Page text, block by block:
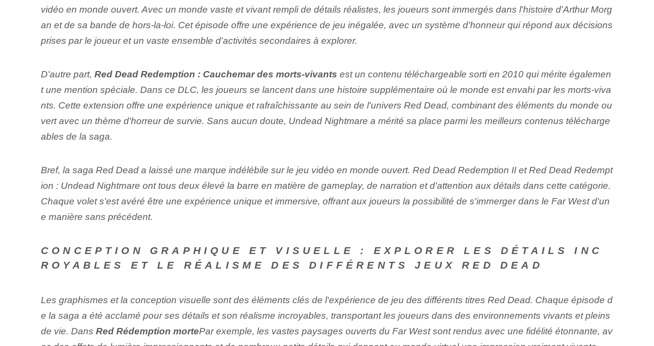
vidéo en monde ouvert. Avec un monde vaste et vivant rempli de détails réalistes, les joueurs sont immergés dans l'histoire d'Arthur Morg
an et de sa bande de hors-la-loi. Cet épisode offre une expérience de jeu inégalée, avec un système d'honneur qui répond aux décisions
prises par le joueur et un vaste ensemble d'activités secondaires à explorer.
D'autre part, Red ‍Dead‍ Redemption : Cauchemar des morts-vivants est un contenu téléchargeable sorti en 2010 qui mérite égalemen
t une mention spéciale. Dans ce DLC, les joueurs se lancent dans une histoire supplémentaire où le monde est envahi par les morts-viva
nts. Cette extension offre une expérience unique et rafraîchissante au sein de l'univers Red Dead, combinant des éléments du monde ou
vert avec un thème d'horreur de survie. Sans aucun doute, Undead Nightmare a mérité sa place parmi les meilleurs contenus télécharge
ables de la saga.
Bref, la saga Red Dead a laissé une marque indélébile sur le jeu vidéo en monde ouvert. Red Dead Redemption II et Red Dead Redempt
ion : Undead Nightmare ont tous deux élevé la barre en matière de gameplay, de narration et d'attention aux détails dans cette catégorie.
Chaque volet s'est avéré être une expérience unique et immersive, offrant aux joueurs la possibilité de s'immerger dans le Far West d'un
e manière sans précédent.
CONCEPTION GRAPHIQUE ET VISUELLE :
EXPLORER LES DÉTAILS INC
ROYABLES ET LE RÉALISME DES DIFFÉRENTS JEUX RED DEAD
Les graphismes et la conception visuelle sont des éléments clés de l'expérience de jeu des différents titres Red ⁢Dead. Chaque épisode d
e la saga a été acclamé pour ses détails et son réalisme incroyables, transportant les joueurs dans des environnements vivants et pleins
de vie. Dans Red⁢ Rédemption mortePar exemple, les vastes paysages ouverts du Far West sont rendus avec une fidélité étonnante, av